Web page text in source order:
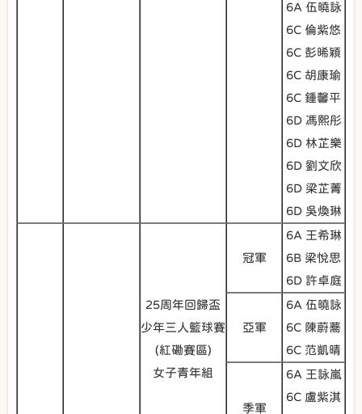
6A 伍曉詠
6C 倫紫悠
6C 彭晞穎
6C 胡康瑜
6C 鍾馨平
6D 馮熙彤
6D 林芷樂
6D 劉文欣
6D 梁芷菁
6D 吳煥琳
25周年回歸盃
少年三人籃球賽
(紅磡賽區)
女子青年組
冠軍
6A 王希琳
6B 梁悅思
6D 許卓庭
亞軍
6A 伍曉詠
6C 陳蔚蕎
6C 范凱晴
季軍
6A 王詠嵐
6C 盧紫淇